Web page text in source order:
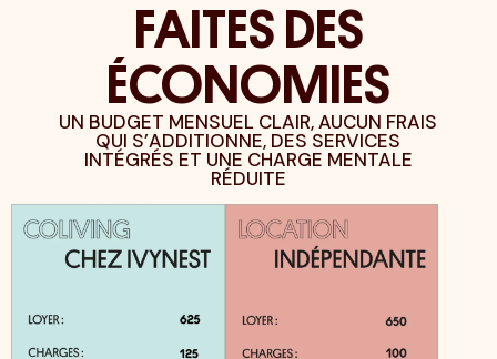
FAITES DES
ÉCONOMIES
UN BUDGET MENSUEL CLAIR, AUCUN FRAIS
QUI S’ADDITIONNE, DES SERVICES
INTÉGRÉS ET UNE CHARGE MENTALE
RÉDUITE